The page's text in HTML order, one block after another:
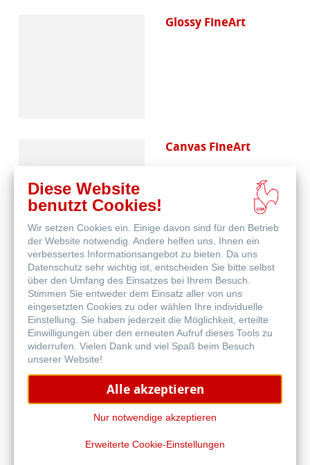
Glossy FineArt
Canvas FineArt
Schutz & Archivierung
Natural Line
Diese Website
benutzt Cookies!
Wir setzen Cookies ein. Einige davon sind für den Betrieb
der Website notwendig. Andere helfen uns, Ihnen ein
verbessertes Informationsangebot zu bieten. Da uns
Datenschutz sehr wichtig ist, entscheiden Sie bitte selbst
über den Umfang des Einsatzes bei Ihrem Besuch.
Stimmen Sie entweder dem Einsatz aller von uns
eingesetzten Cookies zu oder wählen Ihre individuelle
Einstellung. Sie haben jederzeit die Möglichkeit, erteilte
Einwilligungen über den erneuten Aufruf dieses Tools zu
widerrufen. Vielen Dank und viel Spaß beim Besuch
unserer Website!
Alle akzeptieren
Nur notwendige akzeptieren
Erweiterte Cookie-Einstellungen